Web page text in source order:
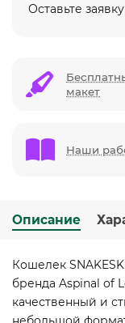
Оставьте
макет
Наши
Описание
Кошелек
бренда Aspinal of
качественный и